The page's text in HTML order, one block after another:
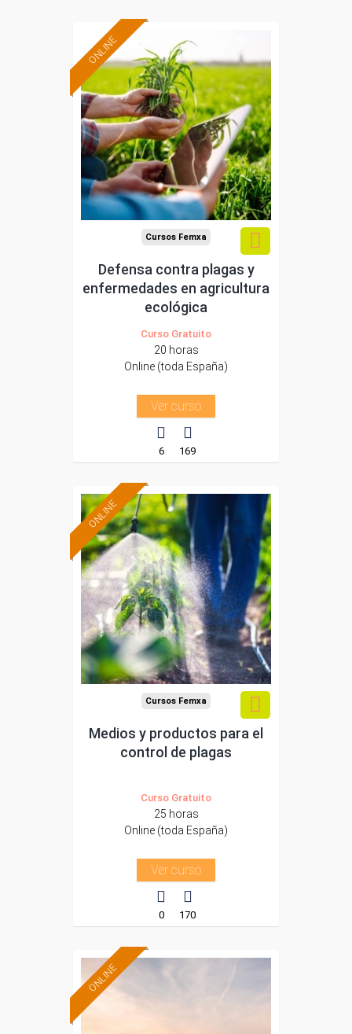
ONLINE
Formación 100%
subvencionada.
Para desempleados,
trabajadores y
autónomos.
Sector
-Agricultura y Ganadería.
Cursos Femxa
Defensa contra plagas y
enfermedades en agricultura
ecológica
Curso Gratuito
20 horas
Online (toda España)
Ver curso
6 169
ONLINE
Formación 100%
subvencionada.
Para desempleados,
trabajadores y
autónomos.
Sector
-Agricultura y Ganadería.
Cursos Femxa
Medios y productos para el
control de plagas
Curso Gratuito
25 horas
Online (toda España)
Ver curso
0 170
ONLINE